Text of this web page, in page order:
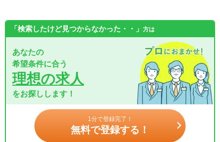
「検索したけど見つからなかった・・」 方は
あなたの
希望条件に合う
理想の求人
をお探しします！
1分で登録完了！
無料で登録する！